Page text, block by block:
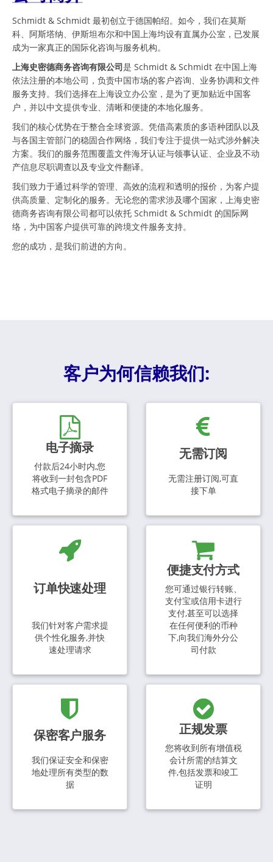
Schmidt & Schmidt 最初创立于德国帕绍。如今，我们在莫斯
科、阿斯塔纳、伊斯坦布尔和中国上海均设有直属办公室，已发展
成为一家真正的国际化咨询与服务机构。
上海史密德商务咨询有限公司是 Schmidt & Schmidt 在中国上海
依法注册的本地公司，负责中国市场的客户咨询、业务协调和文件
服务支持。我们选择在上海设立办公室，是为了更加贴近中国客
户，并以中文提供专业、清晰和便捷的本地化服务。
我们的核心优势在于整合全球资源。凭借高素质的多语种团队以及
与各国主管部门的稳固合作网络，我们专注于提供一站式涉外解决
方案。我们的服务范围覆盖文件海牙认证与领事认证、企业及不动
产信息尽职调查以及专业文件翻译。
我们致力于通过科学的管理、高效的流程和透明的报价，为客户提
供高质量、定制化的服务。无论您的需求涉及哪个国家，上海史密
德商务咨询有限公司都可以依托 Schmidt & Schmidt 的国际网
络，为中国客户提供可靠的跨境文件服务支持。
您的成功，是我们前进的方向。
客户为何信赖我们:
电子摘录
付款后24小时内,您
将收到一封包含PDF
格式电子摘录的邮件
无需订阅
无需注册订阅,可直
接下单
订单快速处理
我们针对客户需求提
供个性化服务,并快
速处理请求
便捷支付方式
您可通过银行转账、
支付宝或信用卡进行
支付,甚至可以选择
在任何便利的币种
下,向我们海外分公
司付款
保密客户服务
我们保证安全和保密
地处理所有类型的数
据
正规发票
您将收到所有增值税
会计所需的结算文
件,包括发票和竣工
证明